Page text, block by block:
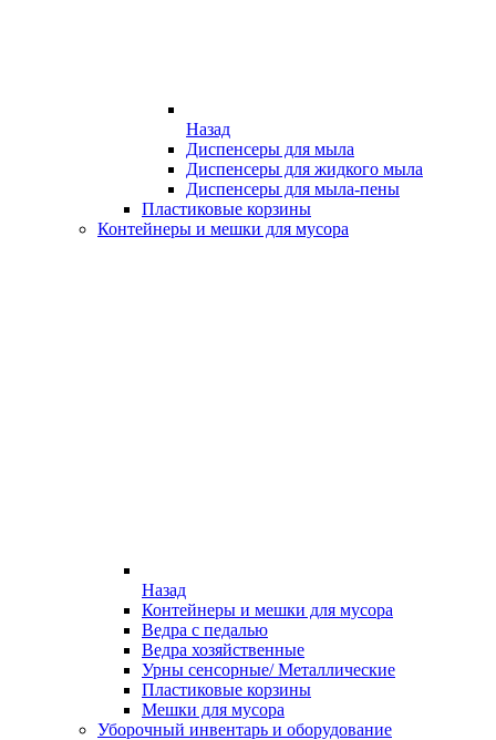
Назад
Диспенсеры для мыла
Диспенсеры для жидкого мыла
Диспенсеры для мыла-пены
Пластиковые корзины
Контейнеры и мешки для мусора
Назад
Контейнеры и мешки для мусора
Ведра с педалью
Ведра хозяйственные
Урны сенсорные/ Металлические
Пластиковые корзины
Мешки для мусора
Уборочный инвентарь и оборудование